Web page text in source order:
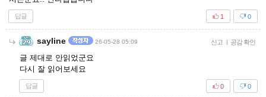
답글 0
1
sayline 26-05-28 05:09 신고 | 공감 확인
글 제대로 안읽었군요
다시 잘 읽어보세요
답글 0
0